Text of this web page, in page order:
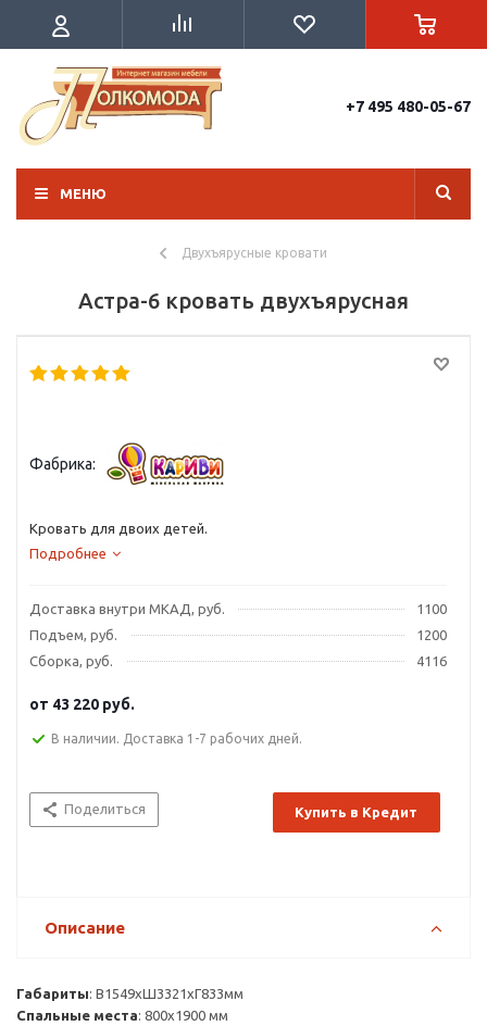
+7 495 480-05-67
МЕНЮ
Двухъярусные кровати
Астра-6 кровать двухъярусная
Фабрика:
Кровать для двоих детей.
Подробнее
Доставка внутри МКАД, руб.
1100
Подъем, руб.
1200
Сборка, руб.
4116
от 43 220 руб.
В наличии. Доставка 1-7 рабочих дней.
Поделиться Купить в Кредит
Описание
Габариты: В1549хШ3321хГ833мм
Спальные места: 800х1900 мм